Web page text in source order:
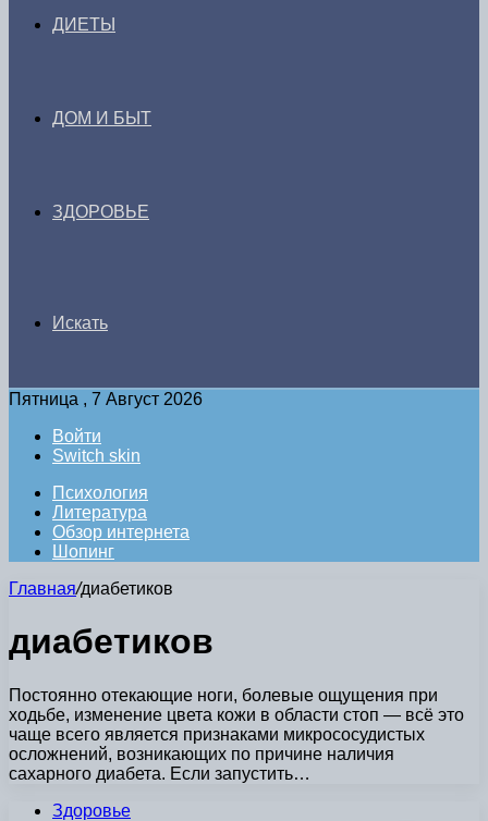
ДИЕТЫ
ДОМ И БЫТ
ЗДОРОВЬЕ
Искать
Пятница , 7 Август 2026
Войти
Switch skin
Психология
Литература
Обзор интернета
Шопинг
Главная/диабетиков
диабетиков
Постоянно отекающие ноги, болевые ощущения при
ходьбе, изменение цвета кожи в области стоп — всё это
чаще всего является признаками микрососудистых
осложнений, возникающих по причине наличия
сахарного диабета. Если запустить…
Здоровье